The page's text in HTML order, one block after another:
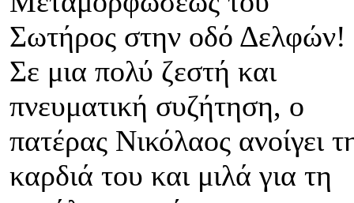
Σωτήρος στην οδό Δελφών!
Σε μια πολύ ζεστή και
πνευματική συζήτηση, ο
πατέρας Νικόλαος ανοίγει
καρδιά του και μιλά για τη